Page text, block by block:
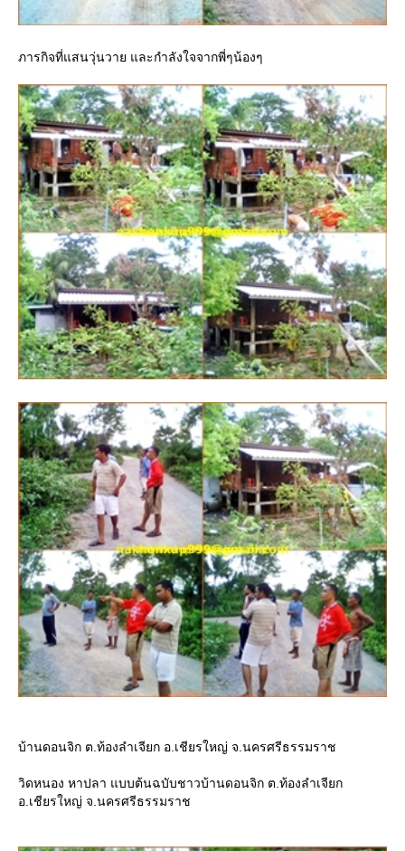
ภารกิจที่แสนวุ่นวาย และกำลังใจจากพี่ๆน้องๆ
บ้านดอนจิก ต.ท้องลำเจียก อ.เชียรใหญ่ จ.นครศรีธรรมราช
วิดหนอง หาปลา แบบต้นฉบับชาวบ้านดอนจิก ต.ท้องลำเจียก
อ.เชียรใหญ่ จ.นครศรีธรรมราช